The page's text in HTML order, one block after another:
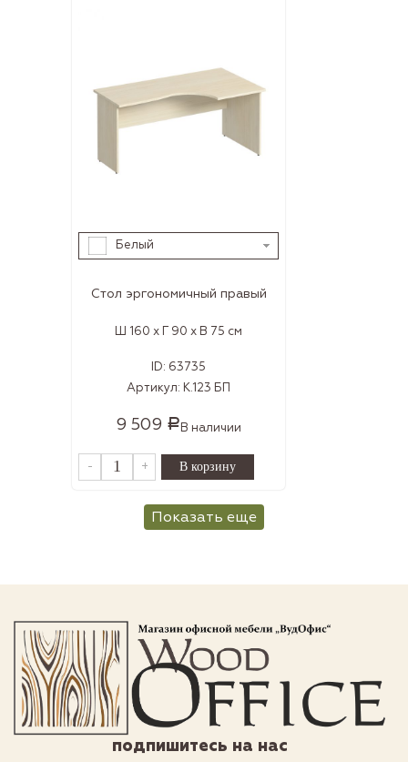
Белый
Стол эргономичный правый
Ш 160 x Г 90 x В 75 см
ID: 63735
Артикул: К.123 БП
9 509 Р В наличии
- +
Показать еще
подпишитесь на нас